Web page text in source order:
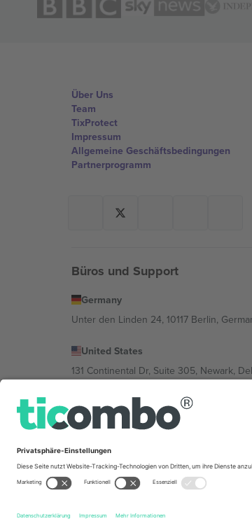
Über Uns
Team
TixProtect
Impressum
Allgemeine Geschäftsbedingungen
Partnerprogramm
Büros und Support
Germany
Unter den Linden 24, 10117 Berlin,
United States
131 Continental Dr, Suite 305, Newark,
Bulgaria
Regus Sofia City West, bul Totleben 53-
Mexico
Av Chapultepec 360, Roma Norte,
im Impressum und in den Allgemeinen